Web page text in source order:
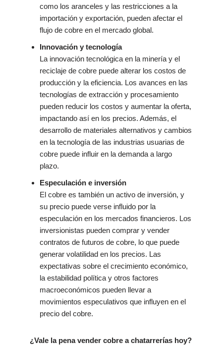
como los aranceles y las restricciones a la
importación y exportación, pueden afectar el
flujo de cobre en el mercado global.
Innovación y tecnología
La innovación tecnológica en la minería y el
reciclaje de cobre puede alterar los costos de
producción y la eficiencia. Los avances en las
tecnologías de extracción y procesamiento
pueden reducir los costos y aumentar la oferta,
impactando así en los precios. Además, el
desarrollo de materiales alternativos y cambios
en la tecnología de las industrias usuarias de
cobre puede influir en la demanda a largo
plazo.
Especulación e inversión
El cobre es también un activo de inversión, y
su precio puede verse influido por la
especulación en los mercados financieros. Los
inversionistas pueden comprar y vender
contratos de futuros de cobre, lo que puede
generar volatilidad en los precios. Las
expectativas sobre el crecimiento económico,
la estabilidad política y otros factores
macroeconómicos pueden llevar a
movimientos especulativos que influyen en el
precio del cobre.
¿Vale la pena vender cobre a chatarrerías hoy?